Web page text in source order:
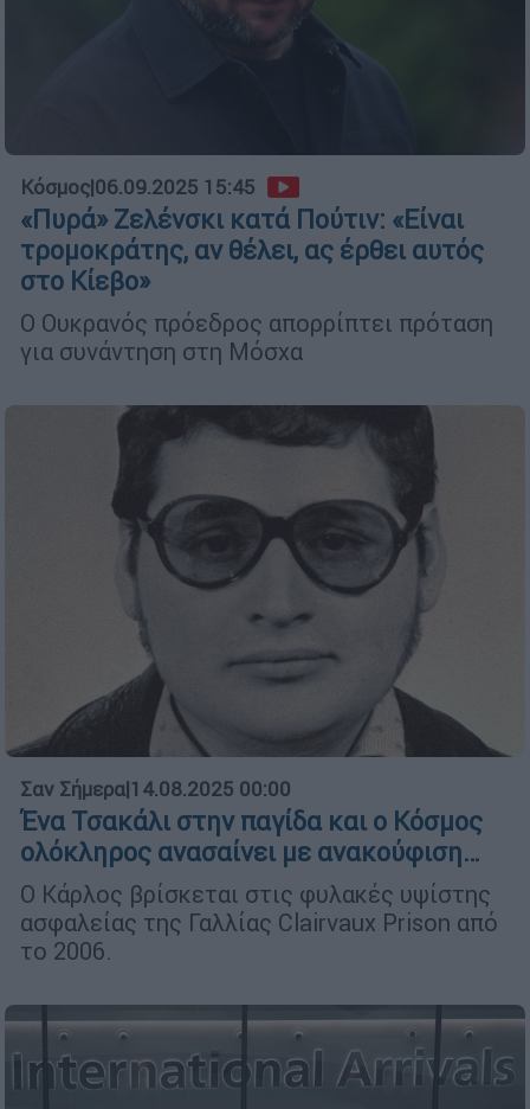
Κόσμος|06.09.2025 15:45
«Πυρά» Ζελένσκι κατά Πούτιν: «Είναι
τρομοκράτης, αν θέλει, ας έρθει αυτός
στο Κίεβο»
Ο Ουκρανός πρόεδρος απορρίπτει πρόταση
για συνάντηση στη Μόσχα
Σαν Σήμερα|14.08.2025 00:00
Ένα Τσακάλι στην παγίδα και ο Κόσμος
ολόκληρος ανασαίνει με ανακούφιση…
Ο Κάρλος βρίσκεται στις φυλακές υψίστης
ασφαλείας της Γαλλίας Clairvaux Prison από
το 2006.